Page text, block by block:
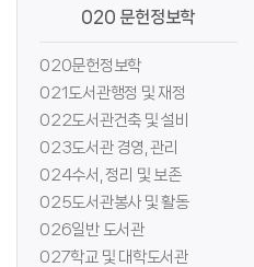
020 문헌정보학
020문헌정보학
021도서관행정 및 재정
022도서관건축 및 설비
023도서관 경영, 관리
024수서, 정리 및 보존
025도서관봉사 및 활동
026일반 도서관
027학교 및 대학도서관